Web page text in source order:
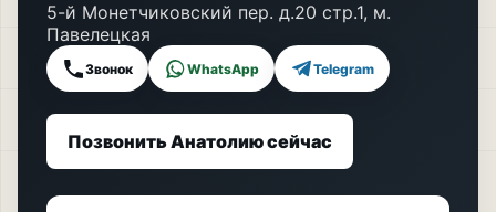
5-й Монетчиковский пер. д.20 стр.1, м.
Павелецкая
Звонок WhatsApp Telegram
Позвонить Анатолию сейчас